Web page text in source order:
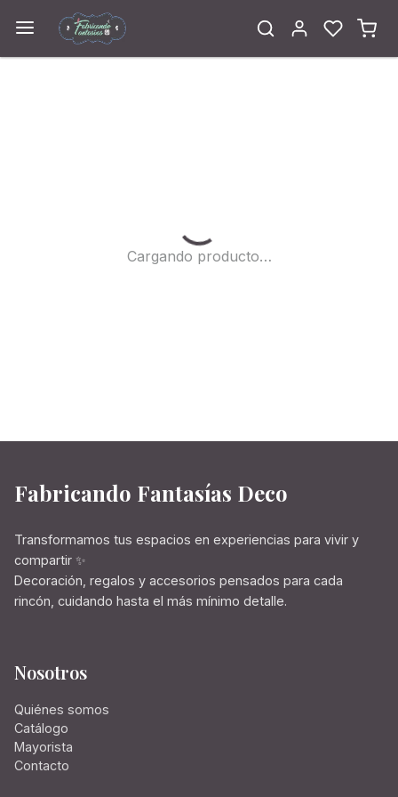
Cargando producto…
Fabricando Fantasías Deco
Transformamos tus espacios en experiencias para vivir y
compartir ✨
Decoración, regalos y accesorios pensados para cada
rincón, cuidando hasta el más mínimo detalle.
Nosotros
Quiénes somos
Catálogo
Mayorista
Contacto